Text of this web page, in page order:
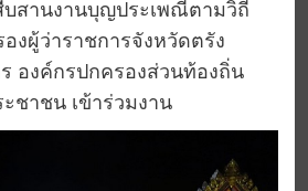
บสานงานบุญประเพณีตามวิถี
งผู้ว่าราชการจังหวัดตรัง
องค์กรปกครองส่วนท้องถิ่น
ชาชน เข้าร่วมงาน